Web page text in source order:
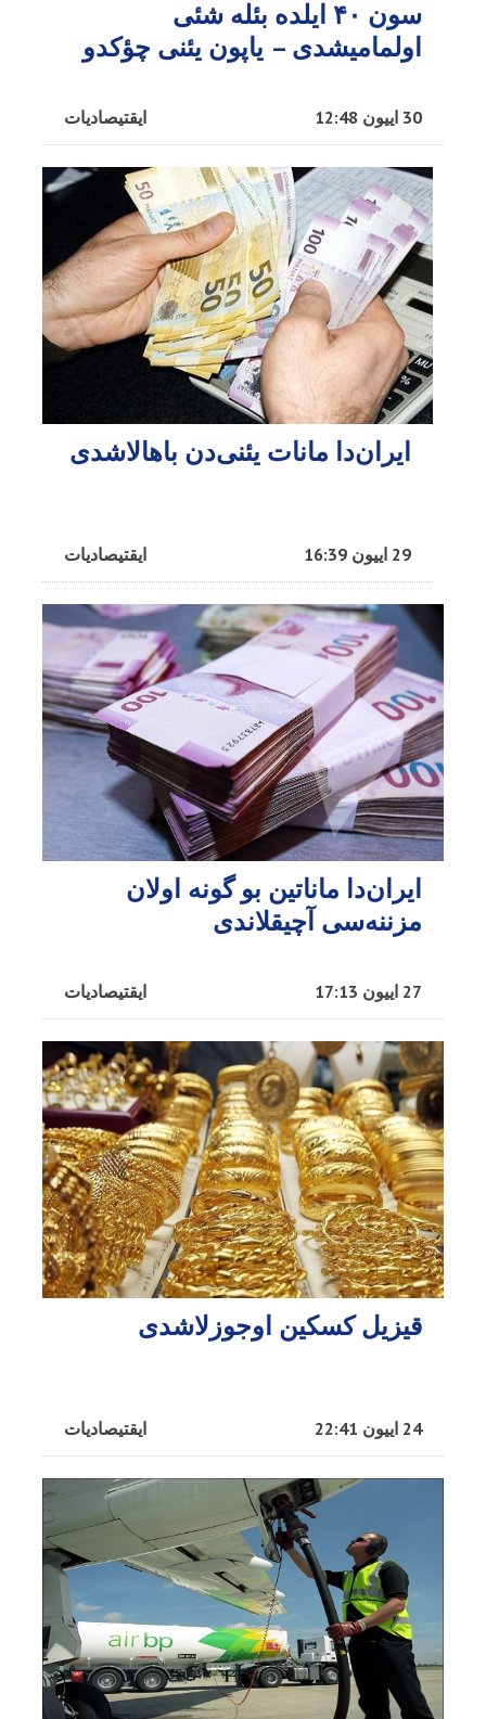
سون ۴۰ ایلده بئله شئی
اولمامیشدی – یاپون یئنی چؤکدو
ایقتیصادیات 30 اییون 12:48
ایران‌دا مانات یئنی‌دن باهالاشدی
ایقتیصادیات 29 اییون 16:39
ایران‌دا ماناتین بو گونه اولان
مزننه‌سی آچیقلاندی
ایقتیصادیات 27 اییون 17:13
قیزیل کسکین اوجوزلاشدی
ایقتیصادیات 24 اییون 22:41